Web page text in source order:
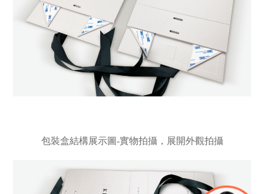
包裝盒結構展示圖-實物拍攝，展開外觀拍攝